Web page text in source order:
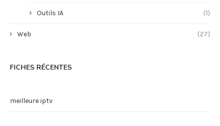
Outils IA (1)
Web (27)
FICHES RÉCENTES
meilleure iptv